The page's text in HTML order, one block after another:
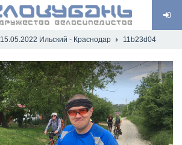
15.05.2022 Ильский - Краснодар 11b23d04